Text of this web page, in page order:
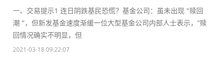
一、交易提示1 连日阴跌基民恐慌？基金公司：虽未出现 "赎回
潮 "，但新发基金速度渐缓一位大型基金公司内部人士表示，“赎
回情况确实不明显，但
2021-03-18 09:22:07